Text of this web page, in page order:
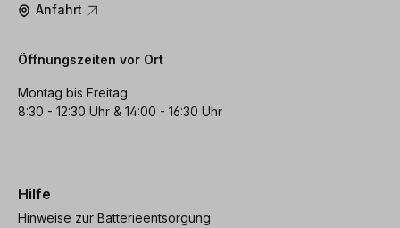
Anfahrt
Öffnungszeiten vor Ort
Montag bis Freitag
8:30 - 12:30 Uhr & 14:00 - 16:30 Uhr
Hilfe
Hinweise zur Batterieentsorgung